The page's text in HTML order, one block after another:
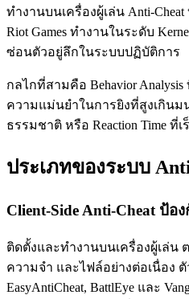
ทำงานบนเครื่องผู้เล่น Anti-Cheat
Riot Games ทำงานในระดับ
ซ่อนตัวอยู่ลึกในระบบปฏิบัติการ
กลไกที่สามคือ Behavior
ความแม่นยำในการยิงที่สูงเกิน
ธรรมชาติ หรือ Reaction Time ที่เ
ประเภทของระบบ
Client-Side Anti-Cheat ป้อ
ติดตั้งและทำงานบนเครื่องผู้เล่น
ความจำ และไฟล์อย่างต่อเนื่อง
EasyAntiCheat, BattlEye และ